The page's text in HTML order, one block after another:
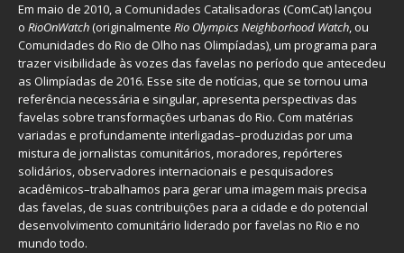
Em maio de 2010, a Comunidades Catalisadoras (ComCat) lançou
o RioOnWatch(originalmente Rio Olympics Neighborhood Watch, ou
Comunidades do Rio de Olho nas Olimpíadas), um programa para
trazer visibilidade às vozes das favelas no período que antecedeu
as Olimpíadas de 2016. Esse site de notícias, que se tornou uma
referência necessária e singular, apresenta perspectivas das
favelas sobre transformações urbanas do Rio. Com matérias
variadas e profundamente interligadas–produzidas por uma
mistura de jornalistas comunitários, moradores, repórteres
solidários, observadores internacionais e pesquisadores
acadêmicos–trabalhamos para gerar uma imagem mais precisa
das favelas, de suas contribuições para a cidade e do potencial
desenvolvimento comunitário liderado por favelas no Rio e no
mundo todo.